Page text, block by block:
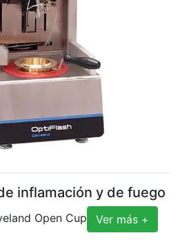
inflamación y de fuego
Open Cup Ver más +